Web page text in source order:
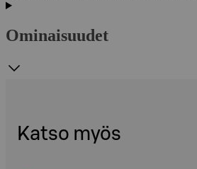
Ominaisuudet
Katso myös